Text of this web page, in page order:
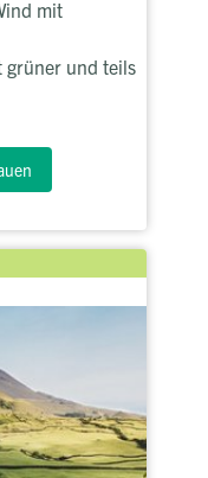
mit
grüner und teils